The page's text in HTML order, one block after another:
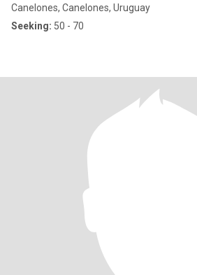
Canelones, Canelones, Uruguay
Seeking: 50 - 70